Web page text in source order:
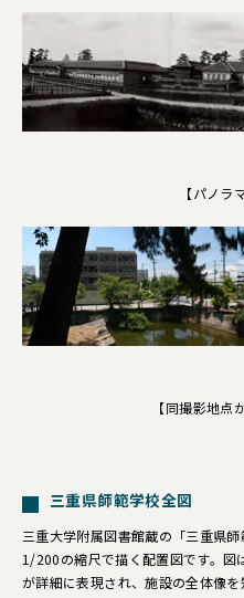
【パノラ
【同撮影地点
三重県師範学校全図
三重大学附属図書館蔵の「三重県
1/200の縮尺で描く配置図です。図
が詳細に表現され、施設の全体像を